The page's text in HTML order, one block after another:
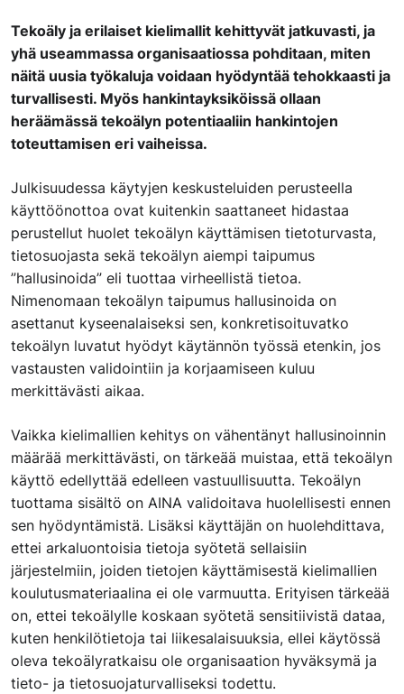
Tekoäly ja erilaiset kielimallit kehittyvät jatkuvasti, ja
yhä useammassa organisaatiossa pohditaan, miten
näitä uusia työkaluja voidaan hyödyntää tehokkaasti ja
turvallisesti. Myös hankintayksiköissä ollaan
heräämässä tekoälyn potentiaaliin hankintojen
toteuttamisen eri vaiheissa.
Julkisuudessa käytyjen keskusteluiden perusteella
käyttöönottoa ovat kuitenkin saattaneet hidastaa
perustellut huolet tekoälyn käyttämisen tietoturvasta,
tietosuojasta sekä tekoälyn aiempi taipumus
”hallusinoida” eli tuottaa virheellistä tietoa.
Nimenomaan tekoälyn taipumus hallusinoida on
asettanut kyseenalaiseksi sen, konkretisoituvatko
tekoälyn luvatut hyödyt käytännön työssä etenkin, jos
vastausten validointiin ja korjaamiseen kuluu
merkittävästi aikaa.
Vaikka kielimallien kehitys on vähentänyt hallusinoinnin
määrää merkittävästi, on tärkeää muistaa, että tekoälyn
käyttö edellyttää edelleen vastuullisuutta. Tekoälyn
tuottama sisältö on AINA validoitava huolellisesti ennen
sen hyödyntämistä. Lisäksi käyttäjän on huolehdittava,
ettei arkaluontoisia tietoja syötetä sellaisiin
järjestelmiin, joiden tietojen käyttämisestä kielimallien
koulutusmateriaalina ei ole varmuutta. Erityisen tärkeää
on, ettei tekoälylle koskaan syötetä sensitiivistä dataa,
kuten henkilötietoja tai liikesalaisuuksia, ellei käytössä
oleva tekoälyratkaisu ole organisaation hyväksymä ja
tieto- ja tietosuojaturvalliseksi todettu.